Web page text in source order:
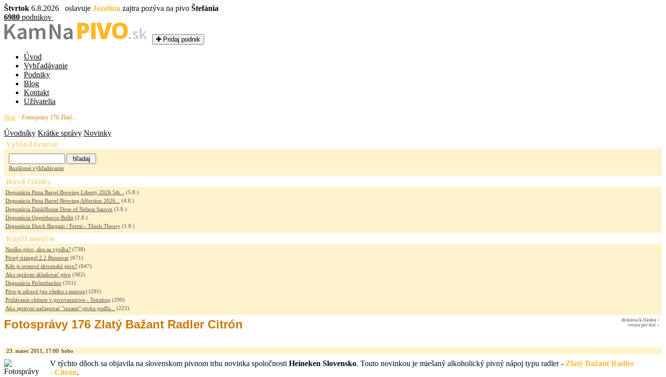
Štvrtok 6.8.2026 oslavuje Jozefína zajtra pozýva na pivo Štefánia
6980 podnikov
Kam NaPIVO.sk Pridaj podnik
Úvod
Vyhľadávanie
Podniky
Blog
Kontakt
Užívatelia
Blog > Fotosprávy 176 Zlatý...
Úvodníky Krátke správy Novinky
Vyhľadávanie
Rozšírené výhľadávanie
Nové články
Degustácia Pinta Barrel Brewing Liberty 2026 5th...
(5.8.)
Degustácia Pinta Barrel Brewing Affection 2026...
(4.8.)
Degustácia DankHouse Dose of Nelson Sauvin (3.8.)
Degustácia Opperbacco Bullit (2.8.)
Degustácia Dutch Bargain / Fermi - Thiols Theory (1.8.)
Najčítanejšie
Nealko pivo, ako sa vyrába? (738)
Pivný triangel 2.2 Buntavar (671)
Kde je svetové slovenské pivo? (647)
Ako správne skladovať pivo (362)
Degustácia Perlenbacher (351)
Pivo je zdravé (no všetko s mierou) (291)
Pridávanie chémie v pivovarníctve - Tetrahop (290)
Ako správne načapovať "rezané" pivko podľa...
(225)
diskusia k článku >
verzia pre tlač >
Fotosprávy 176 Zlatý Bažant Radler Citrón
23. marec 2011, 17:00 bobo
V týchto dňoch sa objavila na slovenskom pivnom trhu novinka spoločnosti Heineken Slovensko. Touto novinkou je miešaný alkoholický pivný nápoj typu radler - Zlatý Bažant Radler
- Citrón.